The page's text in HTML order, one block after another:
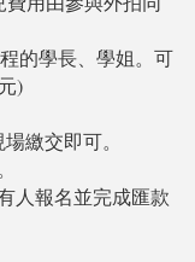
的學長、學姐。可
)
繳交即可。
人報名並完成匯款